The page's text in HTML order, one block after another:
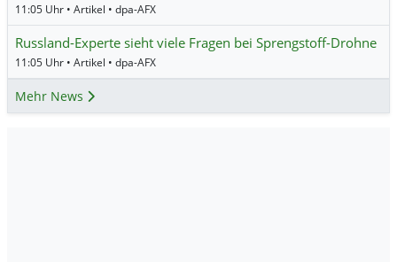
11:05 Uhr • Artikel • dpa-AFX
Russland-Experte sieht viele Fragen bei Sprengstoff-Drohne
11:05 Uhr • Artikel • dpa-AFX
Mehr News